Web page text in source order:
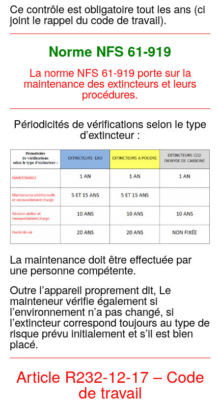
Ce contrôle est obligatoire tout les ans (ci
joint le rappel du code de travail).
Norme NFS 61-919
La norme NFS 61-919 porte sur la
maintenance des extincteurs et leurs
procédures.
Périodicités de vérifications selon le type
d’extincteur :
La maintenance doit être effectuée par
une personne compétente.
Outre l’appareil proprement dit, Le
mainteneur vérifie également si
l’environnement n’a pas changé, si
l’extincteur correspond toujours au type de
risque prévu initialement et s’il est bien
placé.
Article R232-12-17 – Code
de travail